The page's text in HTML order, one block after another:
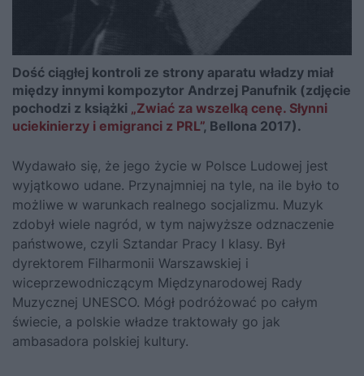
Dość ciągłej kontroli ze strony aparatu władzy miał
między innymi kompozytor Andrzej Panufnik (zdjęcie
pochodzi z książki „Zwiać za wszelką cenę. Słynni
uciekinierzy i emigranci z PRL”, Bellona 2017).
Wydawało się, że jego życie w Polsce Ludowej jest
wyjątkowo udane. Przynajmniej na tyle, na ile było to
możliwe w warunkach realnego socjalizmu. Muzyk
zdobył wiele nagród, w tym najwyższe odznaczenie
państwowe, czyli Sztandar Pracy I klasy. Był
dyrektorem Filharmonii Warszawskiej i
wiceprzewodniczącym Międzynarodowej Rady
Muzycznej UNESCO. Mógł podróżować po całym
świecie, a polskie władze traktowały go jak
ambasadora polskiej kultury.